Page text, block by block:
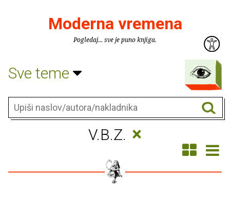
Moderna vremena
Pogledaj... sve je puno knjiga.
Sve teme
V.B.Z. ×